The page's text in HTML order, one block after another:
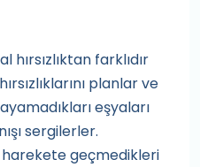
farklıdır
planlar ve
eşyaları
sergilerler.
harekete geçmedikleri